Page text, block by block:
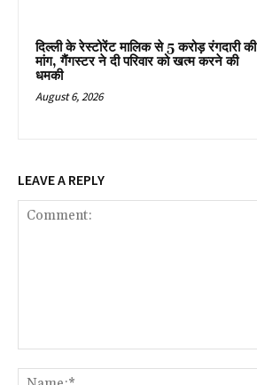
दिल्ली के रेस्टोरेंट मालिक से 5 करोड़ रंगदारी की
मांग, गैंगस्टर ने दी परिवार को खत्म करने की
धमकी
August 6, 2026
LEAVE A REPLY